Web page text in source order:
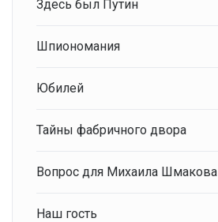
Здесь был Путин
Шпиономания
Юбилей
Тайны фабричного двора
Вопрос для Михаила Шмакова
Наш гость